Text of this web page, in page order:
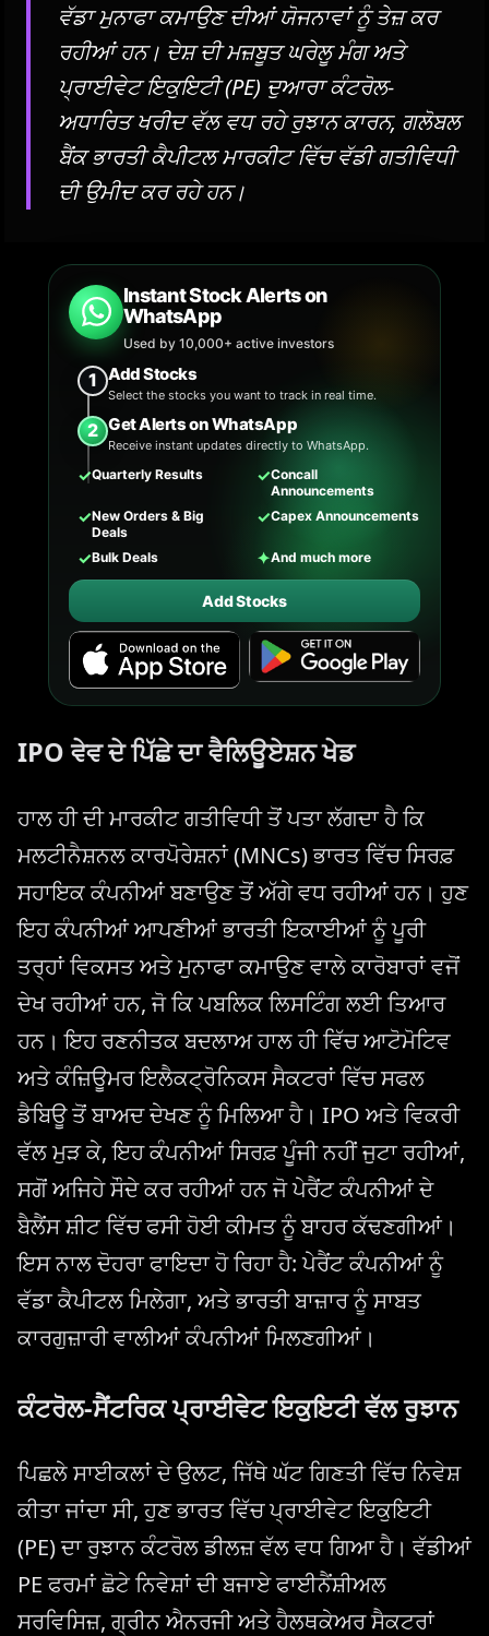
ਵੱਡਾ ਮੁਨਾਫਾ ਕਮਾਉਣ ਦੀਆਂ ਯੋਜਨਾਵਾਂ ਨੂੰ ਤੇਜ਼ ਕਰ
ਰਹੀਆਂ ਹਨ। ਦੇਸ਼ ਦੀ ਮਜ਼ਬੂਤ ​​ਘਰੇਲੂ ਮੰਗ ਅਤੇ
ਪ੍ਰਾਈਵੇਟ ਇਕੁਇਟੀ (PE) ਦੁਆਰਾ ਕੰਟਰੋਲ-
ਅਧਾਰਿਤ ਖਰੀਦ ਵੱਲ ਵਧ ਰਹੇ ਰੁਝਾਨ ਕਾਰਨ, ਗਲੋਬਲ
ਬੈਂਕ ਭਾਰਤੀ ਕੈਪੀਟਲ ਮਾਰਕੀਟ ਵਿੱਚ ਵੱਡੀ ਗਤੀਵਿਧੀ
ਦੀ ਉਮੀਦ ਕਰ ਰਹੇ ਹਨ।
Instant Stock Alerts on
WhatsApp
Used by 10,000+ active investors
1 Add Stocks
Select the stocks you want to track in real time.
2 Get Alerts on WhatsApp
Receive instant updates directly to WhatsApp.
✓Quarterly Results ✓Concall
Announcements
✓New Orders & Big
Deals
✓Capex Announcements
✓Bulk Deals ✦And much more
Add Stocks
IPO ਵੇਵ ਦੇ ਪਿੱਛੇ ਦਾ ਵੈਲਿਊਏਸ਼ਨ ਖੇਡ
ਹਾਲ ਹੀ ਦੀ ਮਾਰਕੀਟ ਗਤੀਵਿਧੀ ਤੋਂ ਪਤਾ ਲੱਗਦਾ ਹੈ ਕਿ
ਮਲਟੀਨੈਸ਼ਨਲ ਕਾਰਪੋਰੇਸ਼ਨਾਂ (MNCs) ਭਾਰਤ ਵਿੱਚ ਸਿਰਫ਼
ਸਹਾਇਕ ਕੰਪਨੀਆਂ ਬਣਾਉਣ ਤੋਂ ਅੱਗੇ ਵਧ ਰਹੀਆਂ ਹਨ। ਹੁਣ
ਇਹ ਕੰਪਨੀਆਂ ਆਪਣੀਆਂ ਭਾਰਤੀ ਇਕਾਈਆਂ ਨੂੰ ਪੂਰੀ
ਤਰ੍ਹਾਂ ਵਿਕਸਤ ਅਤੇ ਮੁਨਾਫਾ ਕਮਾਉਣ ਵਾਲੇ ਕਾਰੋਬਾਰਾਂ ਵਜੋਂ
ਦੇਖ ਰਹੀਆਂ ਹਨ, ਜੋ ਕਿ ਪਬਲਿਕ ਲਿਸਟਿੰਗ ਲਈ ਤਿਆਰ
ਹਨ। ਇਹ ਰਣਨੀਤਕ ਬਦਲਾਅ ਹਾਲ ਹੀ ਵਿੱਚ ਆਟੋਮੋਟਿਵ
ਅਤੇ ਕੰਜ਼ਿਊਮਰ ਇਲੈਕਟ੍ਰੋਨਿਕਸ ਸੈਕਟਰਾਂ ਵਿੱਚ ਸਫਲ
ਡੈਬਿਊ ਤੋਂ ਬਾਅਦ ਦੇਖਣ ਨੂੰ ਮਿਲਿਆ ਹੈ। IPO ਅਤੇ ਵਿਕਰੀ
ਵੱਲ ਮੁੜ ਕੇ, ਇਹ ਕੰਪਨੀਆਂ ਸਿਰਫ਼ ਪੂੰਜੀ ਨਹੀਂ ਜੁਟਾ ਰਹੀਆਂ,
ਸਗੋਂ ਅਜਿਹੇ ਸੌਦੇ ਕਰ ਰਹੀਆਂ ਹਨ ਜੋ ਪੇਰੈਂਟ ਕੰਪਨੀਆਂ ਦੇ
ਬੈਲੈਂਸ ਸ਼ੀਟ ਵਿੱਚ ਫਸੀ ਹੋਈ ਕੀਮਤ ਨੂੰ ਬਾਹਰ ਕੱਢਣਗੀਆਂ।
ਇਸ ਨਾਲ ਦੋਹਰਾ ਫਾਇਦਾ ਹੋ ਰਿਹਾ ਹੈ: ਪੇਰੈਂਟ ਕੰਪਨੀਆਂ ਨੂੰ
ਵੱਡਾ ਕੈਪੀਟਲ ਮਿਲੇਗਾ, ਅਤੇ ਭਾਰਤੀ ਬਾਜ਼ਾਰ ਨੂੰ ਸਾਬਤ
ਕਾਰਗੁਜ਼ਾਰੀ ਵਾਲੀਆਂ ਕੰਪਨੀਆਂ ਮਿਲਣਗੀਆਂ।
ਕੰਟਰੋਲ-ਸੈਂਟਰਿਕ ਪ੍ਰਾਈਵੇਟ ਇਕੁਇਟੀ ਵੱਲ ਰੁਝਾਨ
ਪਿਛਲੇ ਸਾਈਕਲਾਂ ਦੇ ਉਲਟ, ਜਿੱਥੇ ਘੱਟ ਗਿਣਤੀ ਵਿੱਚ ਨਿਵੇਸ਼
ਕੀਤਾ ਜਾਂਦਾ ਸੀ, ਹੁਣ ਭਾਰਤ ਵਿੱਚ ਪ੍ਰਾਈਵੇਟ ਇਕੁਇਟੀ
(PE) ਦਾ ਰੁਝਾਨ ਕੰਟਰੋਲ ਡੀਲਜ਼ ਵੱਲ ਵਧ ਗਿਆ ਹੈ। ਵੱਡੀਆਂ
PE ਫਰਮਾਂ ਛੋਟੇ ਨਿਵੇਸ਼ਾਂ ਦੀ ਬਜਾਏ ਫਾਈਨੈਂਸ਼ੀਅਲ
ਸਰਵਿਸਿਜ਼, ਗ੍ਰੀਨ ਐਨਰਜੀ ਅਤੇ ਹੈਲਥਕੇਅਰ ਸੈਕਟਰਾਂ